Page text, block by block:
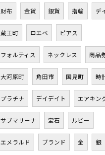
財布 金貨 銀貨 指輪 デ
蔵王町 ロエベ ピアス
フォルティス ネックレス 商品
大河原町 角田市 国見町 時
プラチナ デイデイト エアキン
サブマリーナ 宝石 ルビー
エメラルド ブランド 金 銀